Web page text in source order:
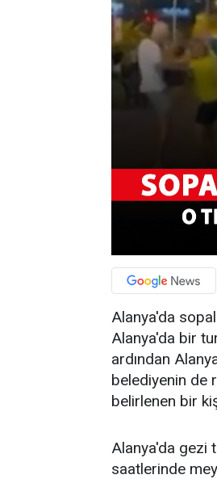
Alanya'da
Alanya'da bir
ardından
belediyenin de
belirlenen bir
Alanya'da gezi
saatlerinde